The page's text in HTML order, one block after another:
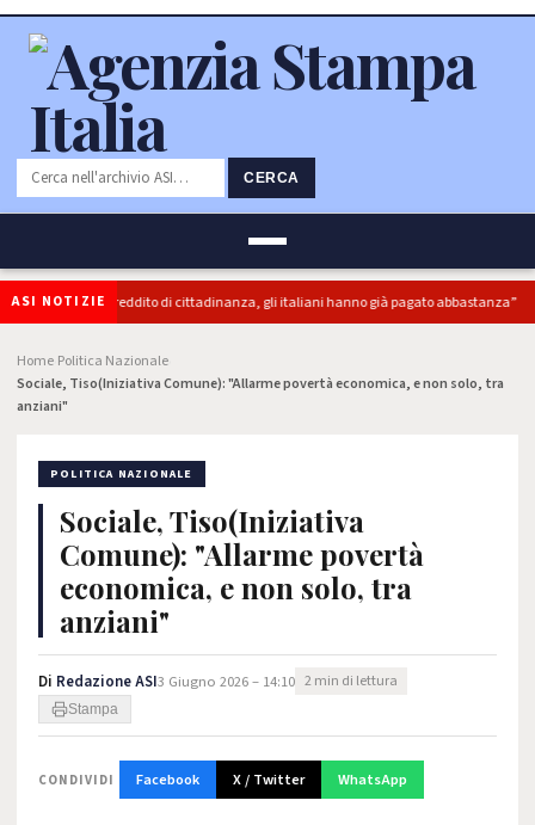
CERCA
ASI NOTIZIE
“superbonus e reddito di cittadinanza, gli italiani hanno già pagato abbastanza”
Home Politica Nazionale
Sociale, Tiso(Iniziativa Comune): "Allarme povertà economica, e non solo, tra
anziani"
POLITICA NAZIONALE
Sociale, Tiso(Iniziativa
Comune): "Allarme povertà
economica, e non solo, tra
anziani"
Di Redazione ASI3 Giugno 2026 – 14:10 2 min di lettura
Stampa
CONDIVIDI Facebook X / Twitter WhatsApp